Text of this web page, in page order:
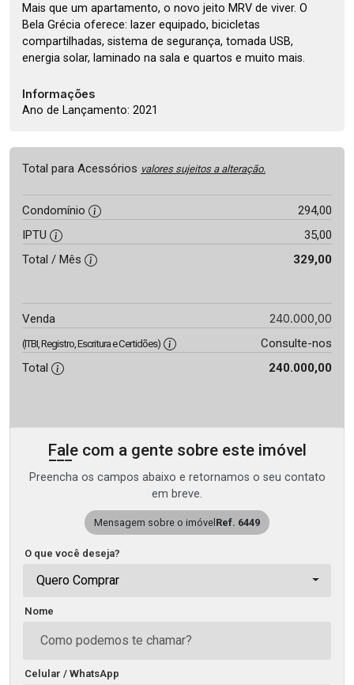
Mais que um apartamento, o novo jeito MRV de viver. O
Bela Grécia oferece: lazer equipado, bicicletas
compartilhadas, sistema de segurança, tomada USB,
energia solar, laminado na sala e quartos e muito mais.
Informações
Ano de Lançamento: 2021
Total para Acessórios valores sujeitos a alteração.
Condomínio
294,00
IPTU
35,00
Total / Mês
329,00
Venda 240.000,00
(ITBI, Registro, Escritura e Certidões)
Consulte-nos
Total
240.000,00
Fale com a gente sobre este imóvel
Preencha os campos abaixo e retornamos o seu contato
em breve.
Mensagem sobre o imóvelRef. 6449
O que você deseja?
Quero Comprar
Nome
Celular / WhatsApp